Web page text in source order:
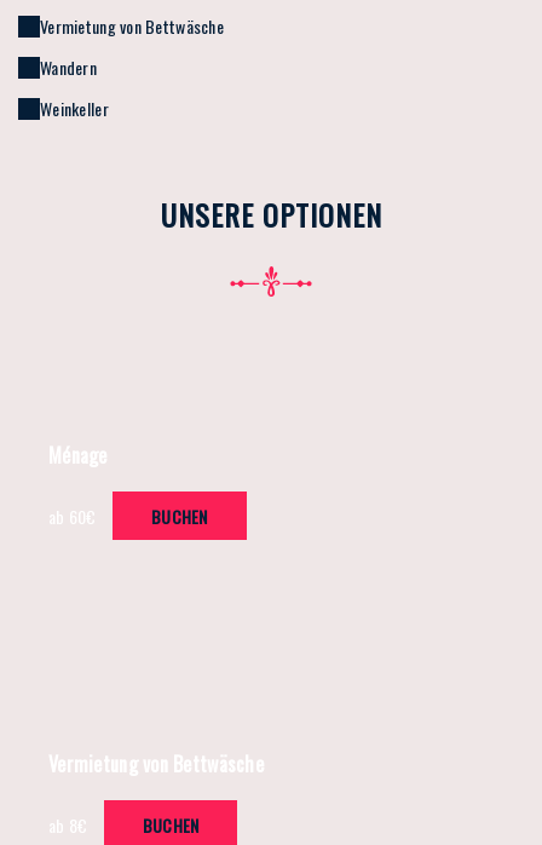
Vermietung von Bettwäsche
Wandern
Weinkeller
UNSERE OPTIONEN
Ménage
ab 60€ BUCHEN
Vermietung von Bettwäsche
ab 8€ BUCHEN